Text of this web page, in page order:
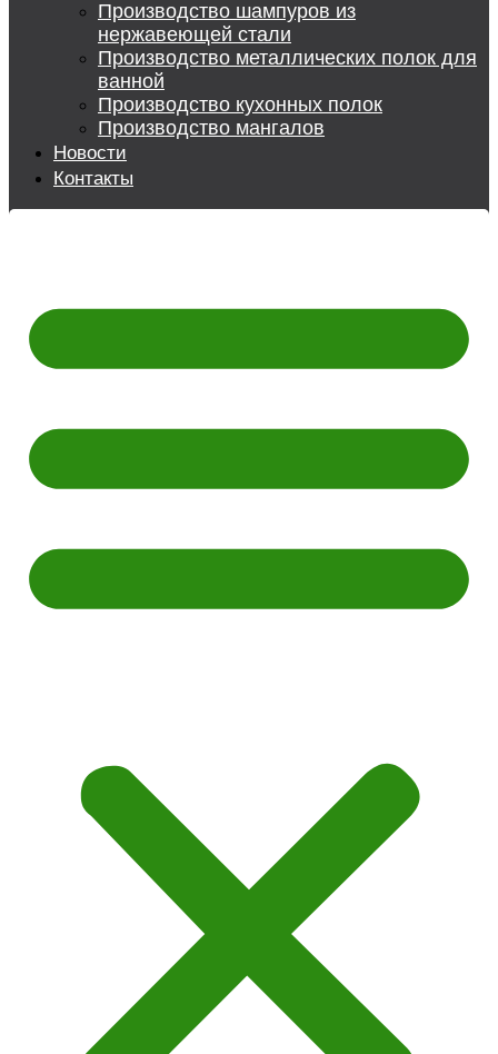
Производство шампуров из
нержавеющей стали
Производство металлических полок для
ванной
Производство кухонных полок
Производство мангалов
Новости
Контакты